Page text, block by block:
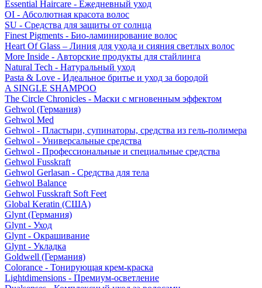
Essential Haircare - Eжедневный уход
OI - Абсолютная красота волос
SU - Средства для защиты от солнца
Finest Pigments - Био-ламинирование волос
Heart Of Glass – Линия для ухода и сияния светлых волос
More Inside - Авторские продукты для стайлинга
Natural Tech - Натуральный уход
Pasta & Love - Идеальное бритье и уход за бородой
A SINGLE SHAMPOO
The Circle Chronicles - Маски с мгновенным эффектом
Gehwol (Германия)
Gehwol Med
Gehwol - Пластыри, супинаторы, средства из гель-полимера
Gehwol - Универсальные средства
Gehwol - Профессиональные и специальные средства
Gehwol Fusskraft
Gehwol Gerlasan - Средства для тела
Gehwol Balance
Gehwol Fusskraft Soft Feet
Global Keratin (США)
Glynt (Германия)
Glynt - Уход
Glynt - Окрашивание
Glynt - Укладка
Goldwell (Германия)
Colorance - Тонирующая крем-краска
Lightdimensions - Премиум-осветление